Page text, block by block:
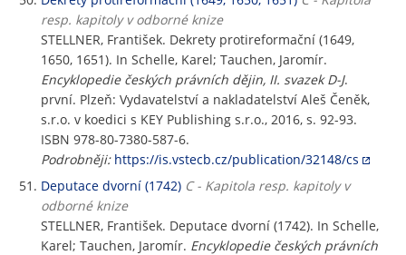
resp. kapitoly v odborné knize
STELLNER, František. Dekrety protireformační (1649,
1650, 1651). In Schelle, Karel; Tauchen, Jaromír.
Encyklopedie českých právních dějin, II. svazek D-J.
první. Plzeň: Vydavatelství a nakladatelství Aleš Čeněk,
s.r.o. v koedici s KEY Publishing s.r.o., 2016, s. 92-93.
ISBN 978-80-7380-587-6.
Podrobněji: https://is.vstecb.cz/publication/32148/cs
Deputace dvorní (1742) C - Kapitola resp. kapitoly v
odborné knize
STELLNER, František. Deputace dvorní (1742). In Schelle,
Karel; Tauchen, Jaromír. Encyklopedie českých právních